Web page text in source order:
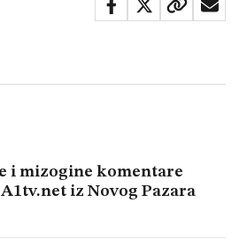
i mizogine komentare
iz Novog Pazara